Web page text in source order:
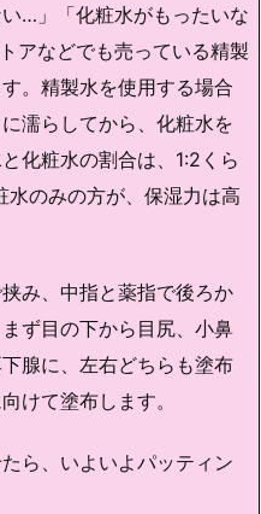
…」「化粧水がもったいな
アなどでも売っている精製
。精製水を使用する場合
濡らしてから、化粧水を
化粧水の割合は、1:2くら
のみの方が、保湿力は高
み、中指と薬指で後ろか
ず目の下から目尻、小鼻
腺に、左右どちらも塗布
けて塗布します。
ら、いよいよパッティン